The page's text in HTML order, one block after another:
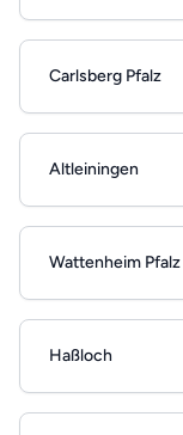
Carlsberg Pfalz
Altleiningen
Wattenheim Pfalz
Haßloch